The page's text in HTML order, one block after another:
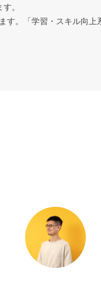
。
。「学習・スキル向上